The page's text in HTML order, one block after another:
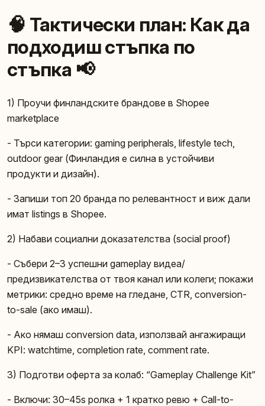
🧠 Тактически план: Как да
подходиш стъпка по
стъпка 📢
1) Проучи финландските брандове в Shopee
marketplace
- Търси категории: gaming peripherals, lifestyle tech,
outdoor gear (Финландия е силна в устойчиви
продукти и дизайн).
- Запиши топ 20 бранда по релевантност и виж дали
имат listings в Shopee.
2) Набави социални доказателства (social proof)
- Събери 2–3 успешни gameplay видеа/
предизвикателства от твоя канал или колеги; покажи
метрики: средно време на гледане, CTR, conversion-
to-sale (ако имаш).
- Ако нямаш conversion data, използвай ангажиращи
KPI: watchtime, completion rate, comment rate.
3) Подготви оферта за колаб: “Gameplay Challenge Kit”
- Включи: 30–45s ролка + 1 кратко ревю + Call-to-